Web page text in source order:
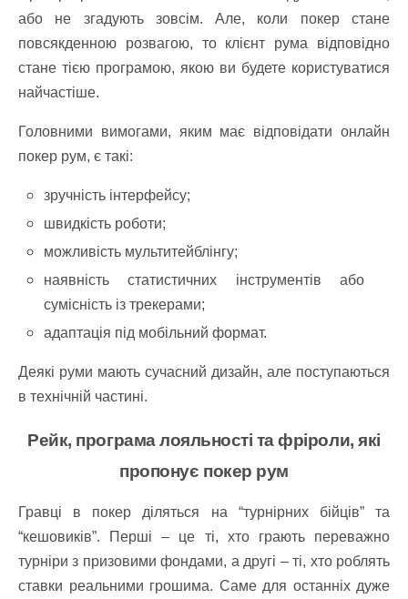
або не згадують зовсім. Але, коли покер стане
повсякденною розвагою, то клієнт рума відповідно
стане тією програмою, якою ви будете користуватися
найчастіше.
Головними вимогами, яким має відповідати онлайн
покер рум, є такі:
зручність інтерфейсу;
швидкість роботи;
можливість мультитейблінгу;
наявність статистичних інструментів або
сумісність із трекерами;
адаптація під мобільний формат.
Деякі руми мають сучасний дизайн, але поступаються
в технічній частині.
Рейк, програма лояльності та фріроли, які
пропонує покер рум
Гравці в покер діляться на “турнірних бійців” та
“кешовиків”. Перші – це ті, хто грають переважно
турніри з призовими фондами, а другі – ті, хто роблять
ставки реальними грошима. Саме для останніх дуже